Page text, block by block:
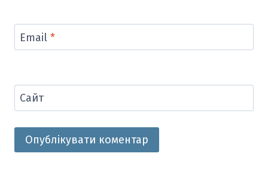
Email *
Сайт